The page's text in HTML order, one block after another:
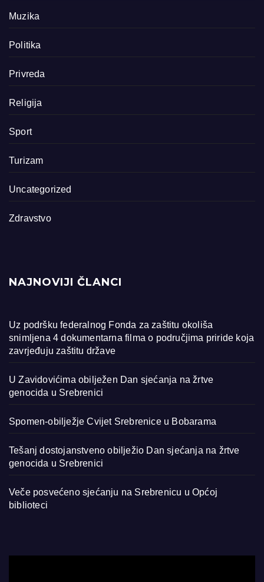
Muzika
Politika
Privreda
Religija
Sport
Turizam
Uncategorized
Zdravstvo
NAJNOVIJI ČLANCI
Uz podršku federalnog Fonda za zaštitu okoliša
snimljena 4 dokumentarna filma o područjima priride koja
zavrjeđuju zaštitu države
U Zavidovićima obilježen Dan sjećanja na žrtve
genocida u Srebrenici
Spomen-obilježje Cvijet Srebrenice u Bobarama
Tešanj dostojanstveno obilježio Dan sjećanja na žrtve
genocida u Srebrenici
Veče posvećeno sjećanju na Srebrenicu u Općoj
biblioteci